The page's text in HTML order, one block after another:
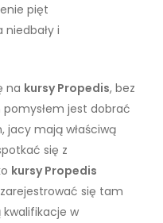
pięt
niedbały i
na kursy Propedis, bez
jest dobrać
jacy mają właściwą
się z
kursy Propedis
się tam
w